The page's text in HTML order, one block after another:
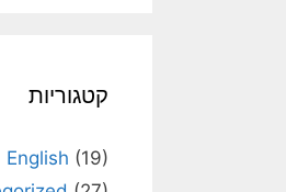
קטגוריות
English (19)